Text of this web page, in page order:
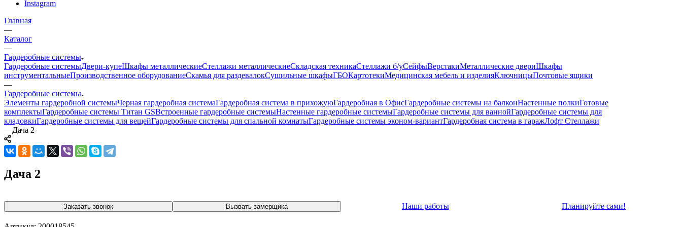
Instagram
Главная
—
Каталог
—
Гардеробные системы
Гардеробные системыДвери-купеШкафы металлическиеСтеллажи металлическиеСкладская техникаСтеллажи б/уСейфыВерстакиМеталлические двериШкафы
инструментальныеПроизводственное оборудованиеСкамья для раздевалокСушильные шкафыГБОКартотекиМедицинская мебель и изделияКлючницыПочтовые ящики
—
Гардеробные системы
Элементы гардеробной системыЧерная гардеробная системаГардеробная система в прихожуюГардеробная в ОфисГардеробные системы на балконНастенные полкиГотовые
комплектыГардеробные системы Титан GSВстроенные гардеробные системыНастенные гардеробные системыГардеробные системы для ваннойГардеробные системы для
кладовкиГардеробные системы для вещейГардеробные системы для спальной комнатыГардеробные системы эконом-вариантГардеробная система в гаражЛофт Стеллажи
—Дача 2
Дача 2
Заказать звонок Вызвать замерщика Наши работы Планируйте сами!